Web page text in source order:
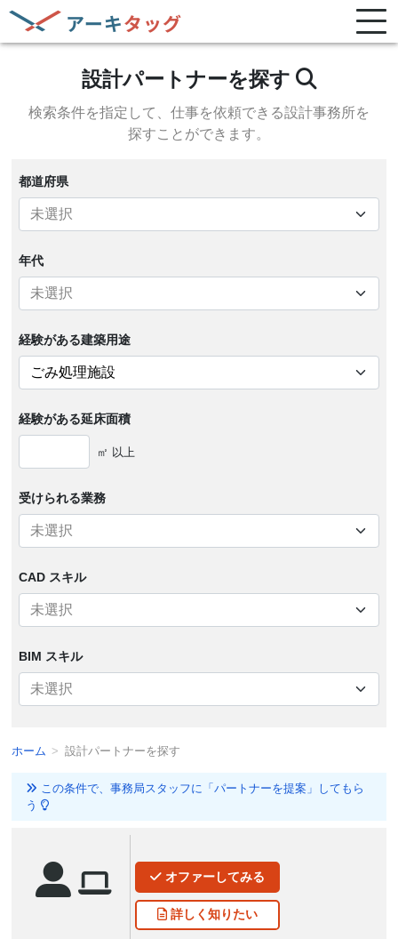
設計パートナーを探す
検索条件を指定して、 仕事を依頼できる設計事務所を
探すことができます。
都道府県
年代
経験がある建築用途
経験がある延床面積
㎡ 以上
受けられる業務
CAD スキル
BIM スキル
ホーム 設計パートナーを探す
この条件で、事務局スタッフに「パートナーを提案」してもら
う
オファーしてみる
詳しく知りたい